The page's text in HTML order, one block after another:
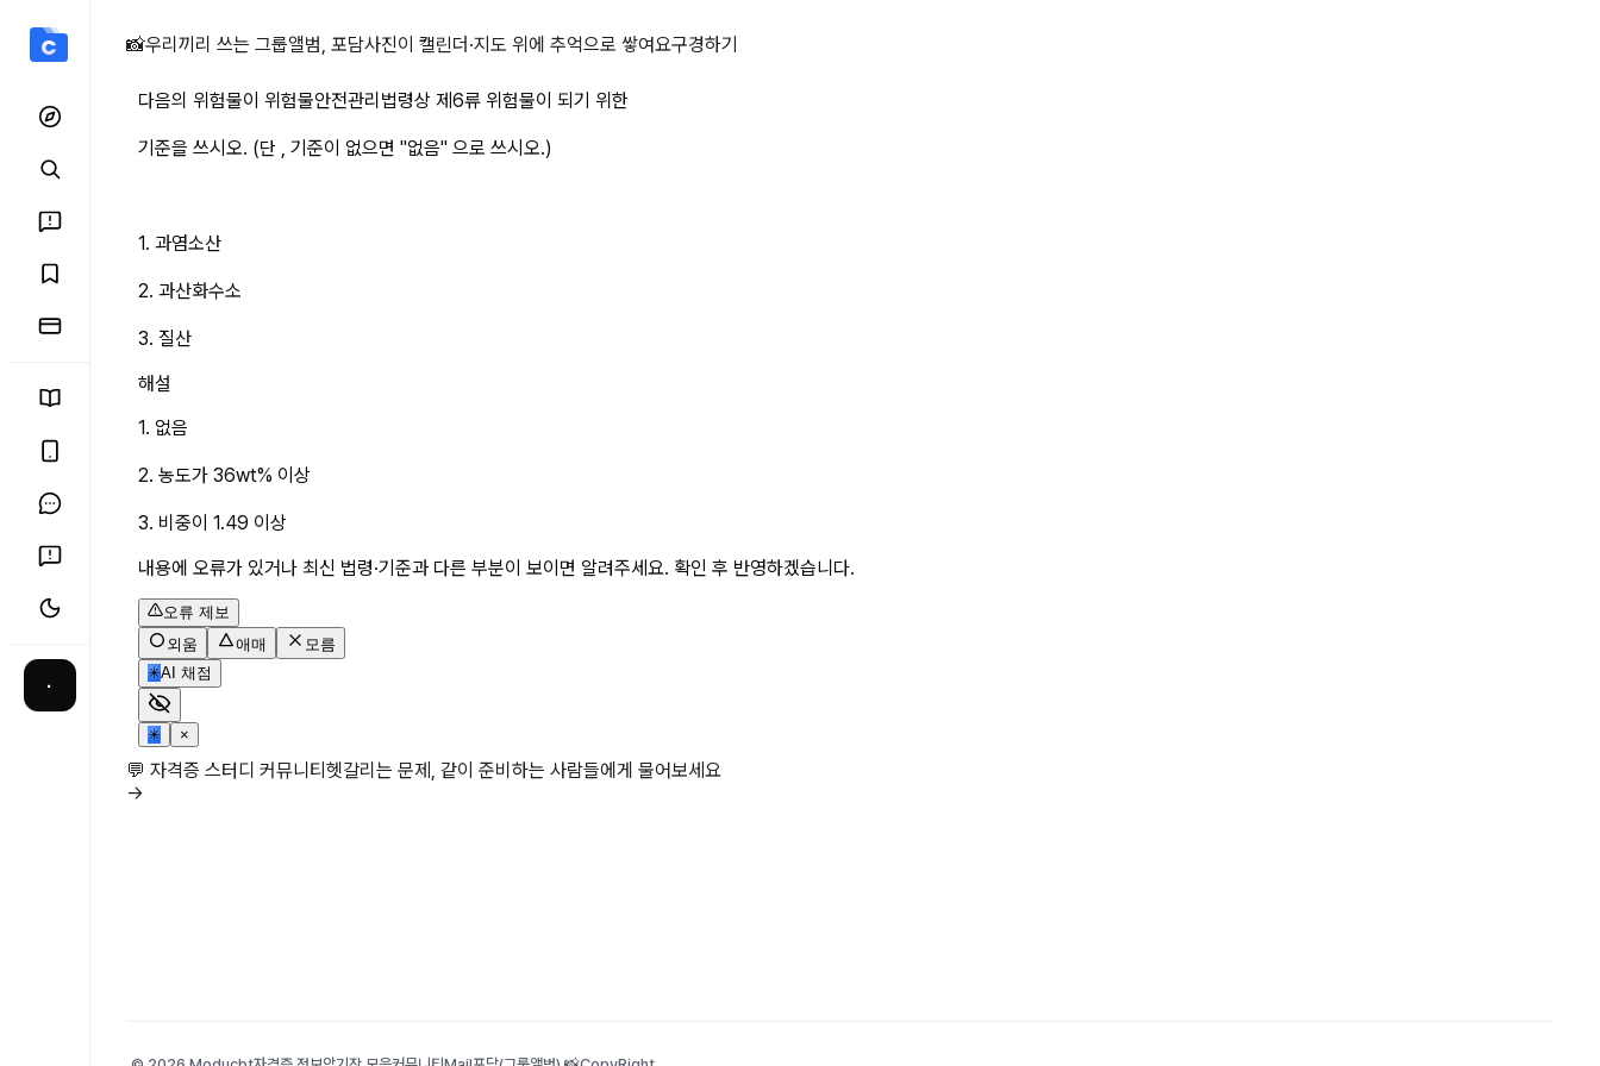
·
다음의 위험물이 위험물안전관리법령상 제6류 위험물이 되기 위한 기준을 쓰 상세 페이지
📸우리끼리 쓰는 그룹앨범, 포담사진이 캘린더·지도 위에 추억으로 쌓여요구경하기
다음의 위험물이 위험물안전관리법령상 제6류 위험물이 되기 위한
기준을 쓰시오. (단 , 기준이 없으면 "없음" 으로 쓰시오.)
1. 과염소산
2. 과산화수소
3. 질산
해설
1. 없음
2. 농도가 36wt% 이상
3. 비중이 1.49 이상
내용에 오류가 있거나 최신 법령·기준과 다른 부분이 보이면 알려주세요. 확인 후 반영하겠습니다.
오류 제보
외움
애매
모름
✳AI 채점
✳ ×
💬 자격증 스터디 커뮤니티헷갈리는 문제, 같이 준비하는 사람들에게 물어보세요
→